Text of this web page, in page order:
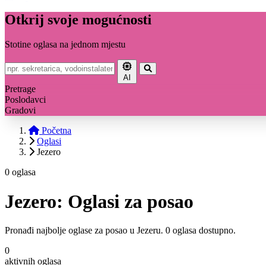
Otkrij svoje mogućnosti
Stotine oglasa na jednom mjestu
AI
Pretrage
Poslodavci
Gradovi
Početna
Oglasi
Jezero
0 oglasa
Jezero: Oglasi za posao
Pronađi najbolje oglase za posao u Jezeru. 0 oglasa dostupno.
0
aktivnih oglasa